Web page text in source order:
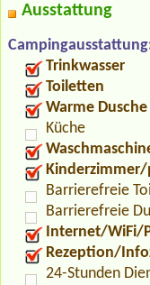
Ausstattung
Trinkwasser
Toiletten
Warme Dusche
Küche
Kinderzimmer/
Barrierefreie
Barrierefreie
Internet/WiFi/
Rezeption/
24-Stunden